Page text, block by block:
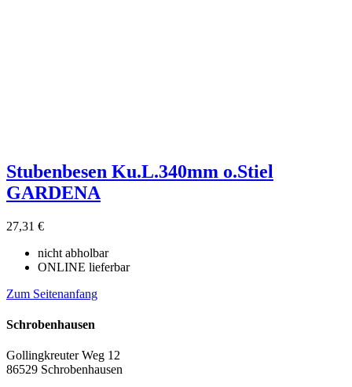
Stubenbesen Ku.L.340mm o.Stiel
GARDENA
27,31 €
nicht abholbar
ONLINE lieferbar
Zum Seitenanfang
Schrobenhausen
Gollingkreuter Weg 12
86529 Schrobenhausen